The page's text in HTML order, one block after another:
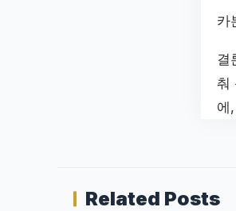
카
결
춰
에
Related Posts